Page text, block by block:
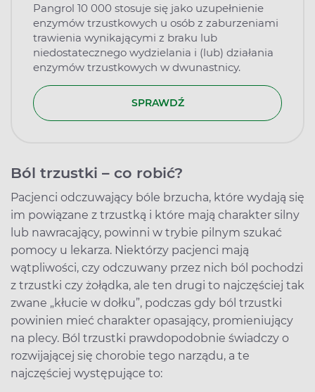
Pangrol 10 000 stosuje się jako uzupełnienie
enzymów trzustkowych u osób z zaburzeniami
trawienia wynikającymi z braku lub
niedostatecznego wydzielania i (lub) działania
enzymów trzustkowych w dwunastnicy.
SPRAWDŹ
Ból trzustki – co robić?
Pacjenci odczuwający bóle brzucha, które wydają się
im powiązane z trzustką i które mają charakter silny
lub nawracający, powinni w trybie pilnym szukać
pomocy u lekarza. Niektórzy pacjenci mają
wątpliwości, czy odczuwany przez nich ból pochodzi
z trzustki czy żołądka, ale ten drugi to najczęściej tak
zwane „kłucie w dołku”, podczas gdy ból trzustki
powinien mieć charakter opasający, promieniujący
na plecy. Ból trzustki prawdopodobnie świadczy o
rozwijającej się chorobie tego narządu, a te
najczęściej występujące to: